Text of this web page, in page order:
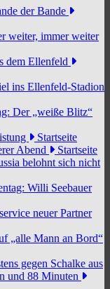
der Bande
weiter, immer weiter
dem Ellenfeld
ins Ellenfeld-Stadion
Der „weiße Blitz“
Startseite
Abend
Startseite
belohnt sich nicht
Willi Seebauer
neuer Partner
„alle Mann an Bord“
gegen Schalke aus
und 88 Minuten